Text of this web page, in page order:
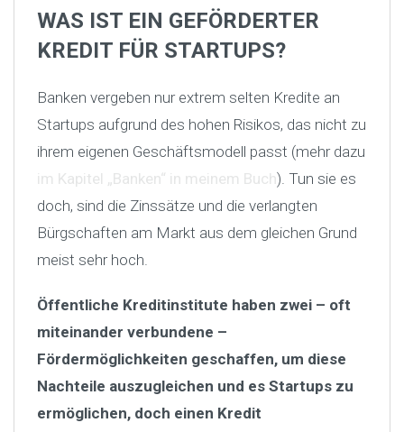
WAS IST EIN GEFÖRDERTER
KREDIT FÜR STARTUPS?
Banken vergeben nur extrem selten Kredite an
Startups aufgrund des hohen Risikos, das nicht zu
ihrem eigenen Geschäftsmodell passt (mehr dazu
im Kapitel „Banken“ in meinem Buch). Tun sie es
doch, sind die Zinssätze und die verlangten
Bürgschaften am Markt aus dem gleichen Grund
meist sehr hoch.
Öffentliche Kreditinstitute haben zwei – oft
miteinander verbundene –
Fördermöglichkeiten geschaffen, um diese
Nachteile auszugleichen und es Startups zu
ermöglichen, doch einen Kredit